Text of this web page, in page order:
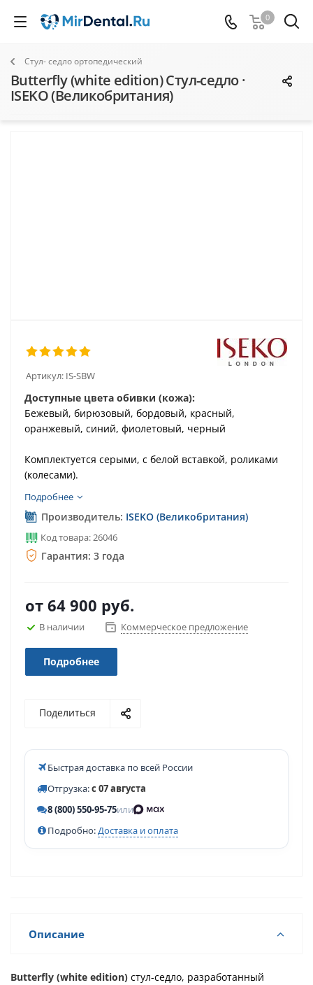
0
Стул- седло ортопедический
Butterfly (white edition) Стул-седло ·
ISEKO (Великобритания)
Артикул: IS-SBW
Доступные цвета обивки (кожа):
Бежевый, бирюзовый, бордовый, красный,
оранжевый, синий, фиолетовый, черный
Комплектуется серыми, с белой вставкой, роликами
(колесами).
Подробнее
Производитель: ISEKO (Великобритания)
Код товара: 26046
Гарантия: 3 года
от 64 900 руб.
В наличии Коммерческое предложение
Подробнее
Поделиться
Быстрая доставка по всей России
Отгрузка:с 07 августа
8 (800) 550-95-75или
Подробно:Доставка и оплата
Описание
Butterfly (white edition) стул-седло, разработанный